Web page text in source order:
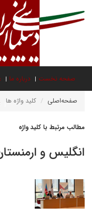
صفحه نخست درباره ما
صفحه‌اصلی کلید واژه ها
مطالب مرتبط با کلید واژه
انگلیس و